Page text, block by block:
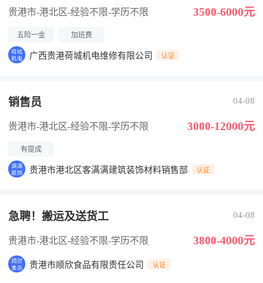
贵港市-港北区-经验不限-学历不限 3500-6000元
五险一金 加班费
广西贵港荷城机电维修有限公司 认证
销售员 04-08
贵港市-港北区-经验不限-学历不限 3000-12000元
有提成
贵港市港北区客满满建筑装饰材料销售部 认证
急聘！搬运及送货工 04-08
贵港市-港北区-经验不限-学历不限 3800-4000元
贵港市顺欣食品有限责任公司 认证